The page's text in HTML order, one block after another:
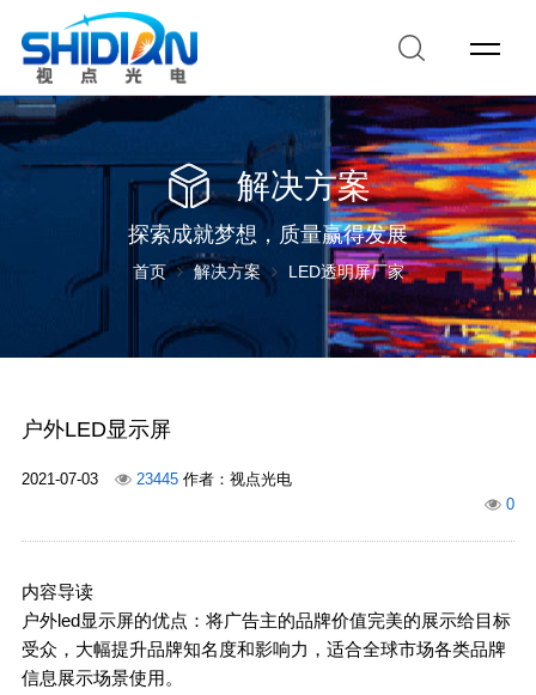
解决方案
探索成就梦想，质量赢得发展
首页 解决方案 LED透明屏厂家
户外LED显示屏
2021-07-03 23445作者：视点光电
0
内容导读
户外led显示屏的优点：将广告主的品牌价值完美的展示给目标
受众，大幅提升品牌知名度和影响力，适合全球市场各类品牌
信息展示场景使用。